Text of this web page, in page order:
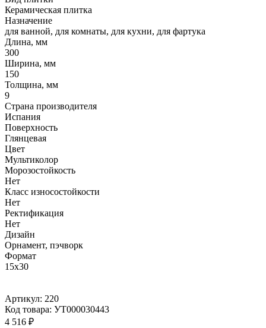
Керамическая плитка
Назначение
для ванной, для комнаты, для кухни, для фартука
Длина, мм
300
Ширина, мм
150
Толщина, мм
9
Страна производителя
Испания
Поверхность
Глянцевая
Цвет
Мультиколор
Морозостойкость
Нет
Класс износостойкости
Нет
Ректификация
Нет
Дизайн
Орнамент, пэчворк
Формат
15x30
Артикул: 220
Код товара: УТ000030443
4 516 ₽